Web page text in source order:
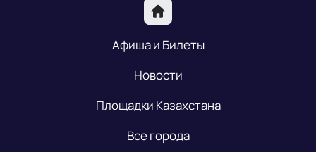
Афиша и Билеты
Новости
Площадки Казахстана
Все города